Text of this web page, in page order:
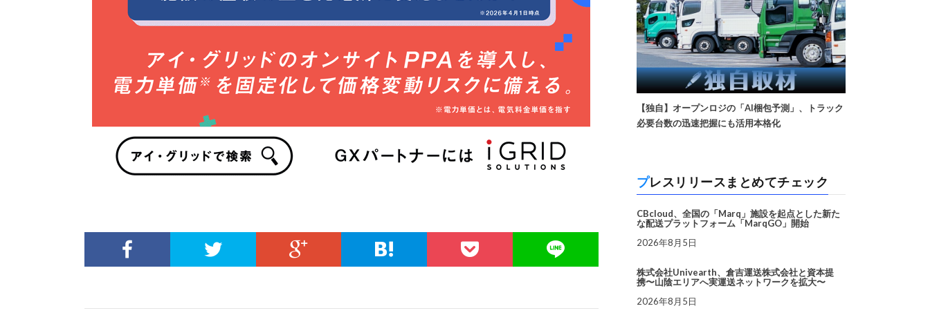
【独自】オープンロジの「AI梱包予測」、トラック
必要台数の迅速把握にも活用本格化
プレスリリースまとめてチェック
CBcloud、全国の「Marq」施設を起点とした新た
な配送プラットフォーム「MarqGO」開始
2026年8月5日
株式会社Univearth、倉吉運送株式会社と資本提
携〜山陰エリアへ実運送ネットワークを拡大〜
2026年8月5日